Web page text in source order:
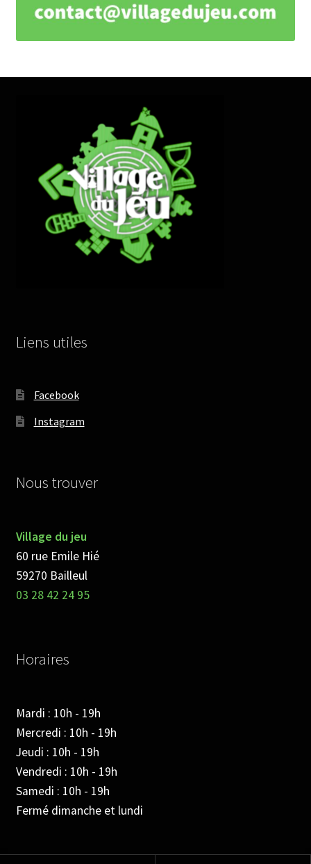
Liens utiles
Facebook
Instagram
Nous trouver
Village du jeu
60 rue Emile Hié
59270 Bailleul
03 28 42 24 95
Horaires
Mardi : 10h - 19h
Mercredi : 10h - 19h
Jeudi : 10h - 19h
Vendredi : 10h - 19h
Samedi : 10h - 19h
Fermé dimanche et lundi